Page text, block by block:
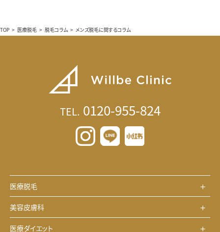
TOP > 医療脱毛 > 脱毛コラム > メンズ脱毛に関するコラム
TEL. 0120-955-824
医療脱毛
美容皮膚科
医療ダイエット